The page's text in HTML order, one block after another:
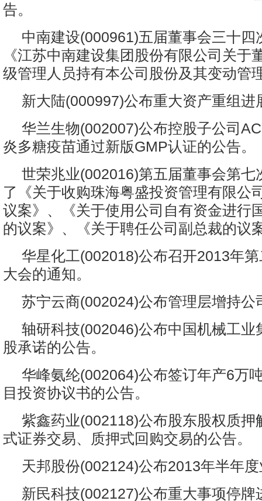
告。
中南建设(000961)五届董事会三十四
《江苏中南建设集团股份有限公司关于
级管理人员持有本公司股份及其变动管
新大陆(000997)公布重大资产重组进
华兰生物(002007)公布控股子公司
炎多糖疫苗通过新版GMP认证的公告。
世荣兆业(002016)第五届董事会第七
了《关于收购珠海粤盛投资管理有限公
议案》、《关于使用公司自有资金进行
的议案》、《关于聘任公司副总裁的议
华星化工(002018)公布召开2013年
大会的通知。
苏宁云商(002024)公布管理层增持公
轴研科技(002046)公布中国机械工业
股承诺的公告。
华峰氨纶(002064)公布签订年产6万
目投资协议书的公告。
紫鑫药业(002118)公布股东股权质押
式证券交易、质押式回购交易的公告。
天邦股份(002124)公布2013年半年
新民科技(002127)公布重大事项停牌